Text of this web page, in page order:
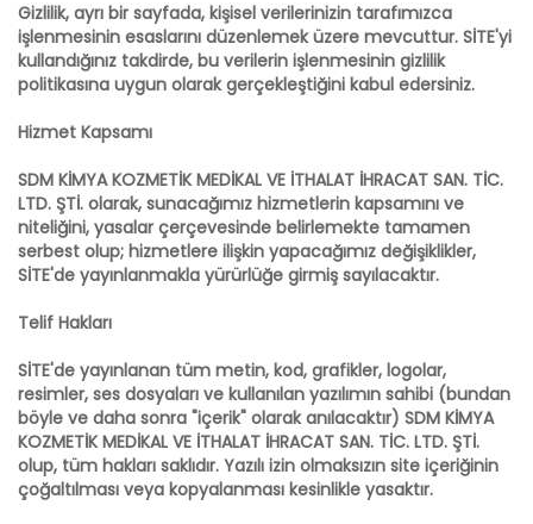
Gizlilik, ayrı bir sayfada, kişisel verilerinizin tarafımızca
işlenmesinin esaslarını düzenlemek üzere mevcuttur. SİTE'yi
kullandığınız takdirde, bu verilerin işlenmesinin gizlilik
politikasına uygun olarak gerçekleştiğini kabul edersiniz.
Hizmet Kapsamı
SDM KİMYA KOZMETİK MEDİKAL VE İTHALAT İHRACAT SAN. TİC.
LTD. ŞTİ. olarak, sunacağımız hizmetlerin kapsamını ve
niteliğini, yasalar çerçevesinde belirlemekte tamamen
serbest olup; hizmetlere ilişkin yapacağımız değişiklikler,
SİTE'de yayınlanmakla yürürlüğe girmiş sayılacaktır.
Telif Hakları
SİTE'de yayınlanan tüm metin, kod, grafikler, logolar,
resimler, ses dosyaları ve kullanılan yazılımın sahibi (bundan
böyle ve daha sonra "içerik" olarak anılacaktır) SDM KİMYA
KOZMETİK MEDİKAL VE İTHALAT İHRACAT SAN. TİC. LTD. ŞTİ.
olup, tüm hakları saklıdır. Yazılı izin olmaksızın site içeriğinin
çoğaltılması veya kopyalanması kesinlikle yasaktır.